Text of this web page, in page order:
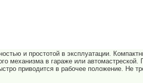
и простотой в эксплуатации.
механизма в гараже или
приводится в рабочее положение. Не